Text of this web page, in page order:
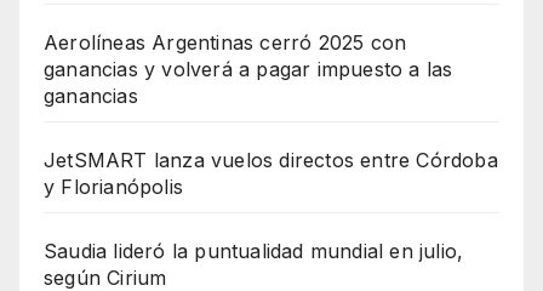
Aerolíneas Argentinas cerró 2025 con
ganancias y volverá a pagar impuesto a las
ganancias
JetSMART lanza vuelos directos entre Córdoba
y Florianópolis
Saudia lideró la puntualidad mundial en julio,
según Cirium